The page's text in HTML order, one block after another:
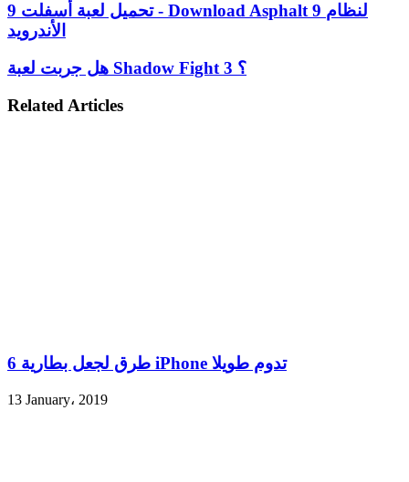
تحميل لعبة أسفلت 9 - Download Asphalt 9 لنظام
الأندرويد
هل جربت لعبة Shadow Fight 3 ؟
Related Articles
6 طرق لجعل بطارية iPhone تدوم طويلا
13 January، 2019